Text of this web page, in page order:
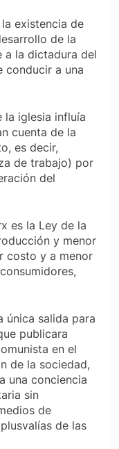
existencia de
de la
a la dictadura del
conducir a una
la iglesia influía
cuenta de la
es decir,
de trabajo) por
del
es la Ley de la
y menor
costo y a menor
única salida para
publicara
en el
de la sociedad,
una conciencia
sin
de
de las